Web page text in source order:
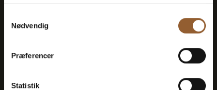
Nødvendig
Præferencer
Statistik
12 måneders fri adgang til alle vores
1 person + 1 ledsager